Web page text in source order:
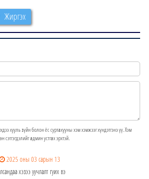
Жиргэх
хууль зүйн болон ёс суртахууны хэм хэмжээг хүндэтгэнэ үү. Хэм
сэтгэгдэлийг админ устгах эрхтэй.
2025 оны 03 сарын 13
хэзээ уучлалт гуих вэ